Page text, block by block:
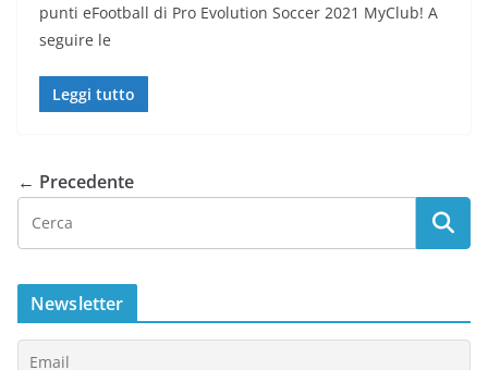
punti eFootball di Pro Evolution Soccer 2021 MyClub! A
seguire le
Leggi tutto
← Precedente
Newsletter